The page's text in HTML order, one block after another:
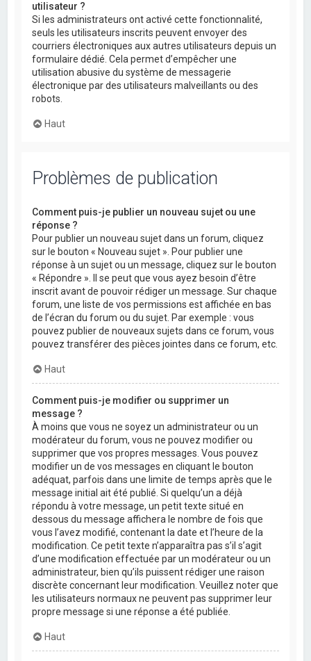
utilisateur ?
Si les administrateurs ont activé cette fonctionnalité,
seuls les utilisateurs inscrits peuvent envoyer des
courriers électroniques aux autres utilisateurs depuis un
formulaire dédié. Cela permet d’empêcher une
utilisation abusive du système de messagerie
électronique par des utilisateurs malveillants ou des
robots.
Haut
Problèmes de publication
Comment puis-je publier un nouveau sujet ou une
réponse ?
Pour publier un nouveau sujet dans un forum, cliquez
sur le bouton « Nouveau sujet ». Pour publier une
réponse à un sujet ou un message, cliquez sur le bouton
« Répondre ». Il se peut que vous ayez besoin d’être
inscrit avant de pouvoir rédiger un message. Sur chaque
forum, une liste de vos permissions est affichée en bas
de l’écran du forum ou du sujet. Par exemple : vous
pouvez publier de nouveaux sujets dans ce forum, vous
pouvez transférer des pièces jointes dans ce forum, etc.
Haut
Comment puis-je modifier ou supprimer un
message ?
À moins que vous ne soyez un administrateur ou un
modérateur du forum, vous ne pouvez modifier ou
supprimer que vos propres messages. Vous pouvez
modifier un de vos messages en cliquant le bouton
adéquat, parfois dans une limite de temps après que le
message initial ait été publié. Si quelqu’un a déjà
répondu à votre message, un petit texte situé en
dessous du message affichera le nombre de fois que
vous l’avez modifié, contenant la date et l’heure de la
modification. Ce petit texte n’apparaîtra pas s’il s’agit
d’une modification effectuée par un modérateur ou un
administrateur, bien qu’ils puissent rédiger une raison
discrète concernant leur modification. Veuillez noter que
les utilisateurs normaux ne peuvent pas supprimer leur
propre message si une réponse a été publiée.
Haut